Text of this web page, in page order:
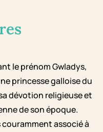
le prénom Gwladys,
princesse galloise du
dévotion religieuse et
de son époque.
associé à